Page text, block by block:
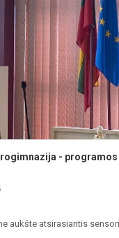
-
aukšte atsirasiantis